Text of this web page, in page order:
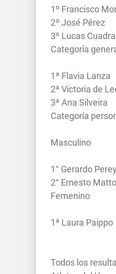
1º Francisco
2º José Pérez
3º Lucas Cuadra
Categoría
1ª Flavia Lanza
2ª Victoria de
3ª Ana Silveira
Categoría
Masculino
1° Gerardo
2° Ernesto
Femenino
1ª Laura Paippo
Todos los